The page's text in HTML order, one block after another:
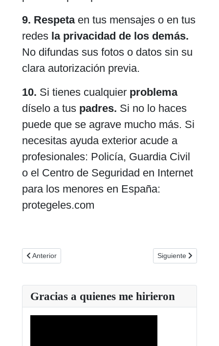
9. Respetaen tus mensajes o en tus
redes la privacidad de los demás.
No difundas sus fotos o datos sin su
clara autorización previa.
10. Si tienes cualquier problema
díselo a tus padres. Si no lo haces
puede que se agrave mucho más. Si
necesitas ayuda exterior acude a
profesionales: Policía, Guardia Civil
o el Centro de Seguridad en Internet
para los menores en España:
protegeles.com
Artículo anterior: Abusar de las nuevas tecnologías reduce la
Anterior Artículo siguiente:
Siguiente
Gracias a quienes me hirieron